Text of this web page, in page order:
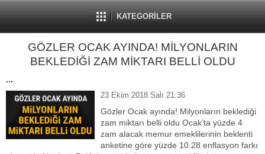
KATEGORİLER
GÖZLER OCAK AYINDA! MİLYONLARIN
BEKLEDİĞİ ZAM MİKTARI BELLİ OLDU
...
23 Ekim 2018 Salı 21:36
Gözler Ocak ayında! Milyonların beklediği
zam miktarı belli oldu Ocak’ta yüzde 4
zam alacak memur emeklilerinin beklenti
anketine göre yüzde 10.28 enflasyon farkı